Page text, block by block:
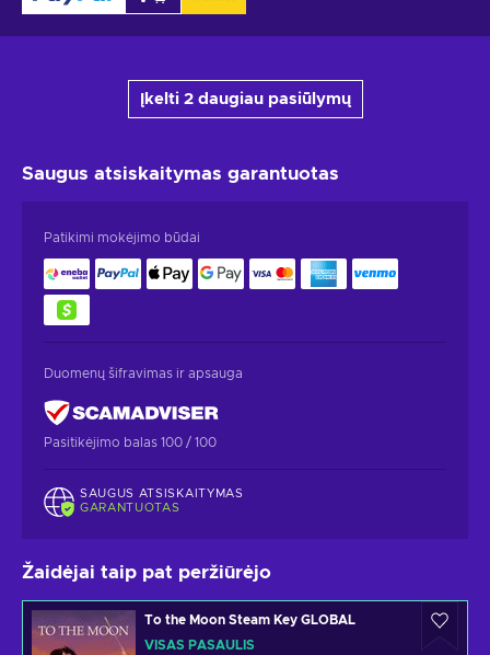
Įkelti 2 daugiau pasiūlymų
Saugus atsiskaitymas garantuotas
Patikimi mokėjimo būdai
Duomenų šifravimas ir apsauga
Pasitikėjimo balas 100 / 100
SAUGUS ATSISKAITYMAS
GARANTUOTAS
Žaidėjai taip pat peržiūrėjo
To the Moon Steam Key GLOBAL
VISAS PASAULIS